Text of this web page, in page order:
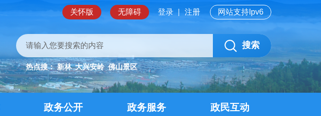
关怀版 无障碍 网站支持Ipv6
登录 注册
搜索
热点搜： 新林 大兴安岭 佛山景区
政务公开 政务服务 政民互动